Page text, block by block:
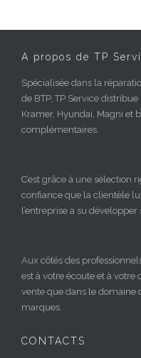
A propos de TP
Spécialisée dans la
de BTP, TP Service
Kramer, Hyundai, Magni et
complémentaires.
C’est grâce à une sélection
confiance que la clientèle
l’entreprise a su développer
Aux côtés des
est à votre écoute et à
vente que dans le domaine
marques.
CONTACTS